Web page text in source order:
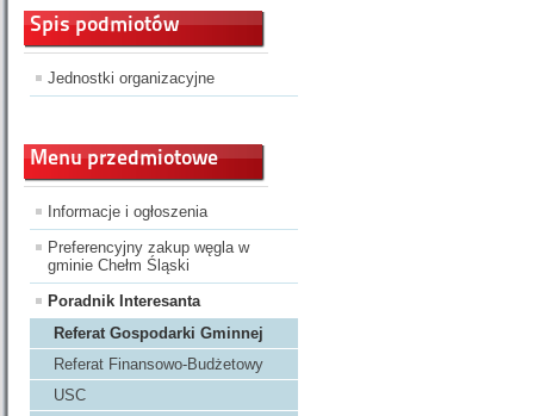
Spis podmiotów
Jednostki organizacyjne
Menu przedmiotowe
Informacje i ogłoszenia
Preferencyjny zakup węgla w
gminie Chełm Śląski
Poradnik Interesanta
Referat Gospodarki Gminnej
Referat Finansowo-Budżetowy
USC